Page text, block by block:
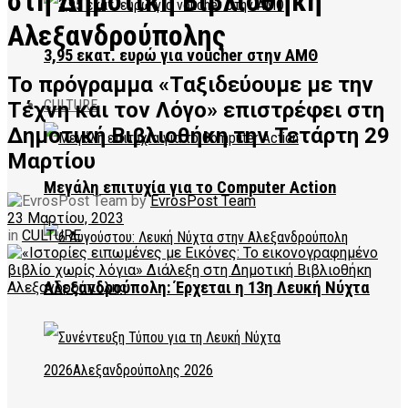
3,95 εκατ. ευρώ για voucher στην ΑΜΘ
CULTURE
Μεγάλη επιτυχία για το Computer Action
Αλεξανδρούπολη: Έρχεται η 13η Λευκή Νύχτα
Αλεξανδρούπολης
Το πρόγραμμα «Ταξιδεύουμε με την
Τέχνη και τον Λόγο» επιστρέφει στη
Δημοτική Βιβλιοθήκη την Τετάρτη 29
Μαρτίου
by EvrosPost Team
23 Μαρτίου, 2023
in CULTURE